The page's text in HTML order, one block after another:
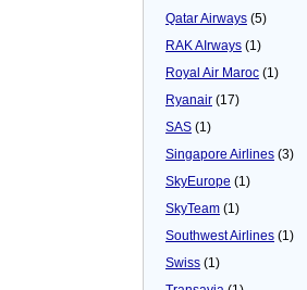
Qatar Airways (5)
RAK AIrways (1)
Royal Air Maroc (1)
Ryanair (17)
SAS (1)
Singapore Airlines (3)
SkyEurope (1)
SkyTeam (1)
Southwest Airlines (1)
Swiss (1)